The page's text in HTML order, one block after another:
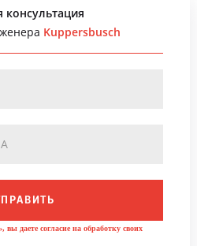
консультация
Kuppersbusch
даете согласие на обработку своих